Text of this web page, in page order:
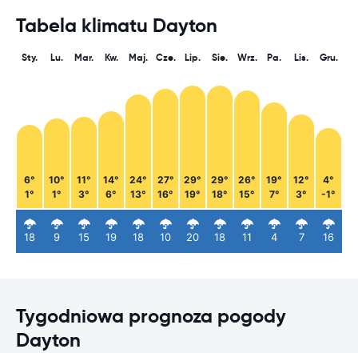
Tabela klimatu Dayton
Sty.
6°
1°
18
Lu.
10°
1°
9
Mar.
11°
3°
15
Kw.
14°
6°
19
Maj.
24°
13°
18
Cze.
27°
16°
10
Lip.
29°
19°
20
Sie.
29°
18°
18
Wrz.
26°
15°
11
Pa.
19°
7°
4
Lis.
12°
3°
7
Gru.
4°
-1°
16
Tygodniowa prognoza pogody
Dayton